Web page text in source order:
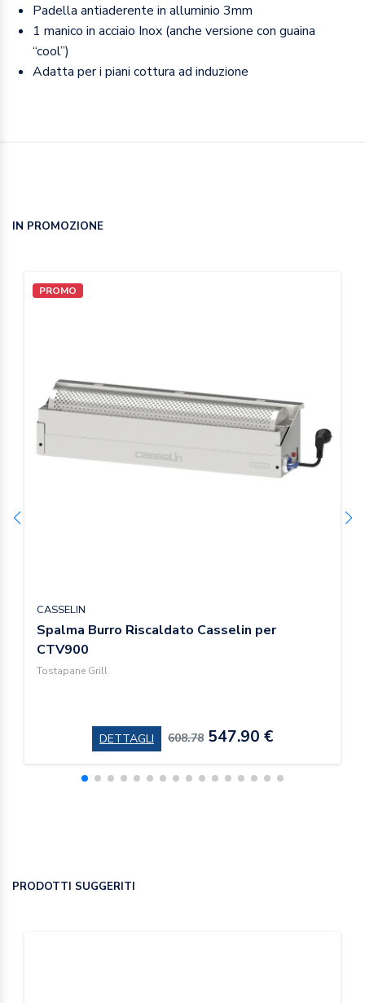
Padella antiaderente in alluminio 3mm
1 manico in acciaio Inox (anche versione con guaina
“cool”)
Adatta per i piani cottura ad induzione
IN PROMOZIONE
PROMO
CASSELIN
Spalma Burro Riscaldato Casselin per
CTV900
Tostapane Grill
DETTAGLI 608.78 547.90 €
PRODOTTI SUGGERITI